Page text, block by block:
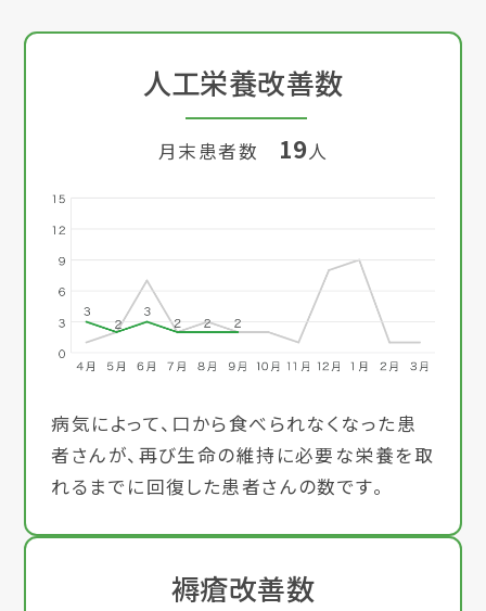
人工栄養改善数
月末患者数 19人
病気によって、口から食べられなくなった患
者さんが、再び生命の維持に必要な栄養を取
れるまでに回復した患者さんの数です。
褥瘡改善数